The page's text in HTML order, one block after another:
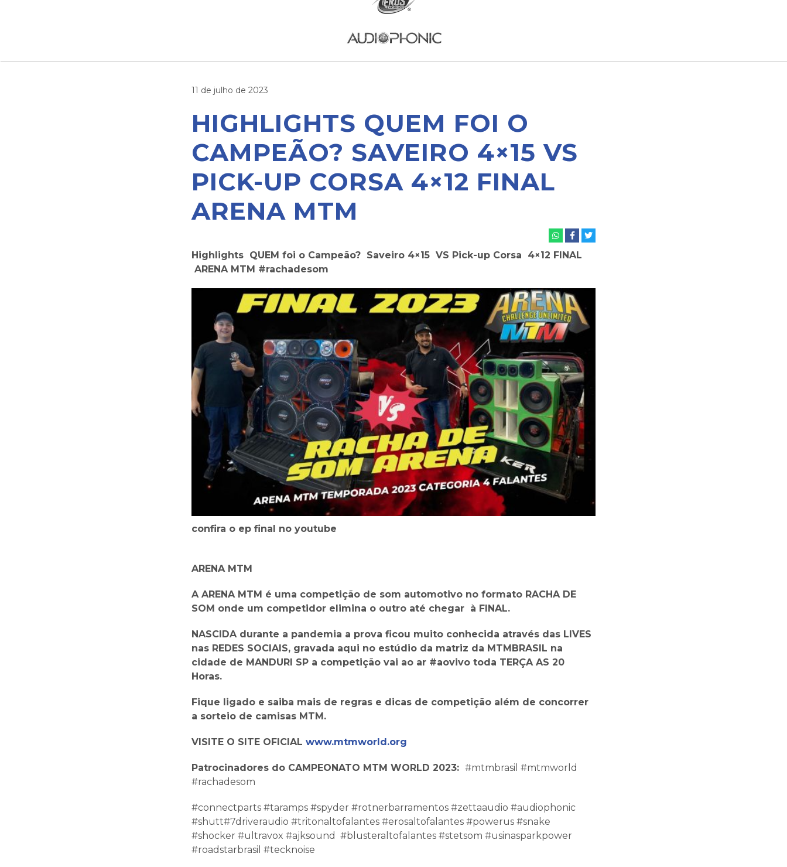
11 de julho de 2023
HIGHLIGHTS QUEM FOI O
CAMPEÃO? SAVEIRO 4×15 VS
PICK-UP CORSA 4×12 FINAL
ARENA MTM
Highlights QUEM foi o Campeão? Saveiro 4×15 VS Pick-up Corsa 4×12 FINAL
ARENA MTM #rachadesom
confira o ep final no youtube
ARENA MTM
A ARENA MTM é uma competição de som automotivo no formato RACHA DE
SOM onde um competidor elimina o outro até chegar à FINAL.
NASCIDA durante a pandemia a prova ficou muito conhecida através das LIVES
nas REDES SOCIAIS, gravada aqui no estúdio da matriz da MTMBRASIL na
cidade de MANDURI SP a competição vai ao ar #aovivo toda TERÇA AS 20
Horas.
Fique ligado e saiba mais de regras e dicas de competição além de concorrer
a sorteio de camisas MTM.
VISITE O SITE OFICIAL www.mtmworld.org
Patrocinadores do CAMPEONATO MTM WORLD 2023: #mtmbrasil #mtmworld
#rachadesom
#connectparts #taramps #spyder #rotnerbarramentos #zettaaudio #audiophonic
#shutt#7driveraudio #tritonaltofalantes #erosaltofalantes #powerus #snake
#shocker #ultravox #ajksound #blusteraltofalantes #stetsom #usinasparkpower
#roadstarbrasil #tecknoise